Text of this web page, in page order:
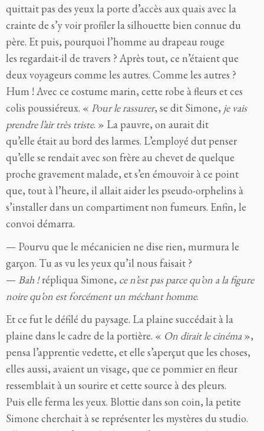
quittait pas des yeux la porte d’accès aux quais avec la
crainte de s’y voir profiler la silhouette bien connue du
père. Et puis, pourquoi l’homme au drapeau rouge
les regardait-il de travers ? Après tout, ce n’étaient que
deux voyageurs comme les autres. Comme les autres ?
Hum ! Avec ce costume marin, cette robe à fleurs et ces
colis poussiéreux. « Pour le rassurer, se dit Simone, je vais
prendre l’air très triste. » La pauvre, on aurait dit
qu’elle était au bord des larmes. L’employé dut penser
qu’elle se rendait avec son frère au chevet de quelque
proche gravement malade, et s’en émouvoir à ce point
que, tout à l’heure, il allait aider les pseudo-orphelins à
s’installer dans un compartiment non fumeurs. Enfin, le
convoi démarra.
— Pourvu que le mécanicien ne dise rien, murmura le
garçon. Tu as vu les yeux qu’il nous faisait ?
—Bah !répliqua Simone, ce n’est pas parce qu’on a la figure
noire qu’on est forcément un méchant homme.
Et ce fut le défilé du paysage. La plaine succédait à la
plaine dans le cadre de la portière. « On dirait le cinéma»,
pensa l’apprentie vedette, et elle s’aperçut que les choses,
elles aussi, avaient un visage, que ce pommier en fleur
ressemblait à un sourire et cette source à des pleurs.
Puis elle ferma les yeux. Blottie dans son coin, la petite
Simone cherchait à se représenter les mystères du studio.